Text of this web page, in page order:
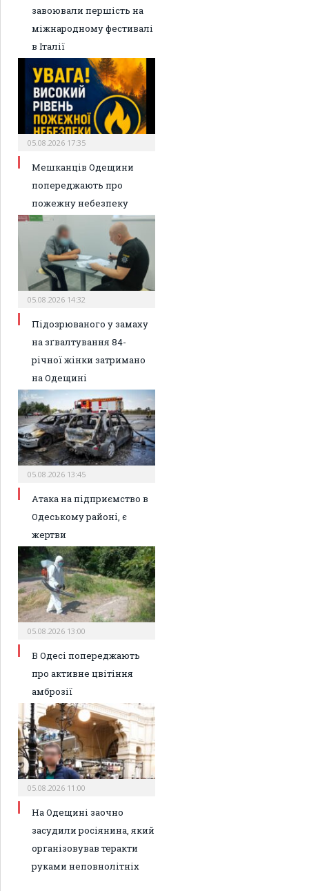
завоювали першість на
міжнародному фестивалі
в Італії
05.08.2026 17:35
Мешканців Одещини
попереджають про
пожежну небезпеку
05.08.2026 14:32
Підозрюваного у замаху
на зґвалтування 84-
річної жінки затримано
на Одещині
05.08.2026 13:45
Атака на підприємство в
Одеському районі, є
жертви
05.08.2026 13:00
В Одесі попереджають
про активне цвітіння
амброзії
05.08.2026 11:00
На Одещині заочно
засудили росіянина, який
організовував теракти
руками неповнолітніх